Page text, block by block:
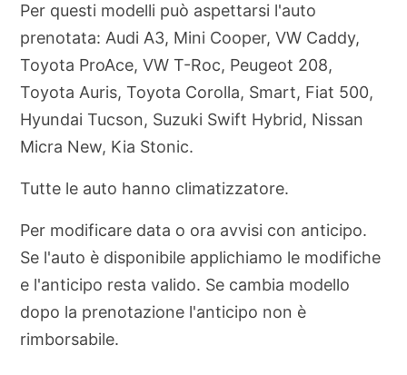
Per questi modelli può aspettarsi l'auto
prenotata: Audi A3, Mini Cooper, VW Caddy,
Toyota ProAce, VW T-Roc, Peugeot 208,
Toyota Auris, Toyota Corolla, Smart, Fiat 500,
Hyundai Tucson, Suzuki Swift Hybrid, Nissan
Micra New, Kia Stonic.
Tutte le auto hanno climatizzatore.
Per modificare data o ora avvisi con anticipo.
Se l'auto è disponibile applichiamo le modifiche
e l'anticipo resta valido. Se cambia modello
dopo la prenotazione l'anticipo non è
rimborsabile.